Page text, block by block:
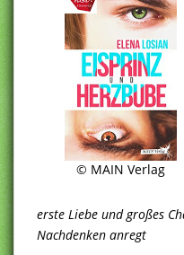
© MAIN Verlag
erste Liebe und großes
Nachdenken anregt